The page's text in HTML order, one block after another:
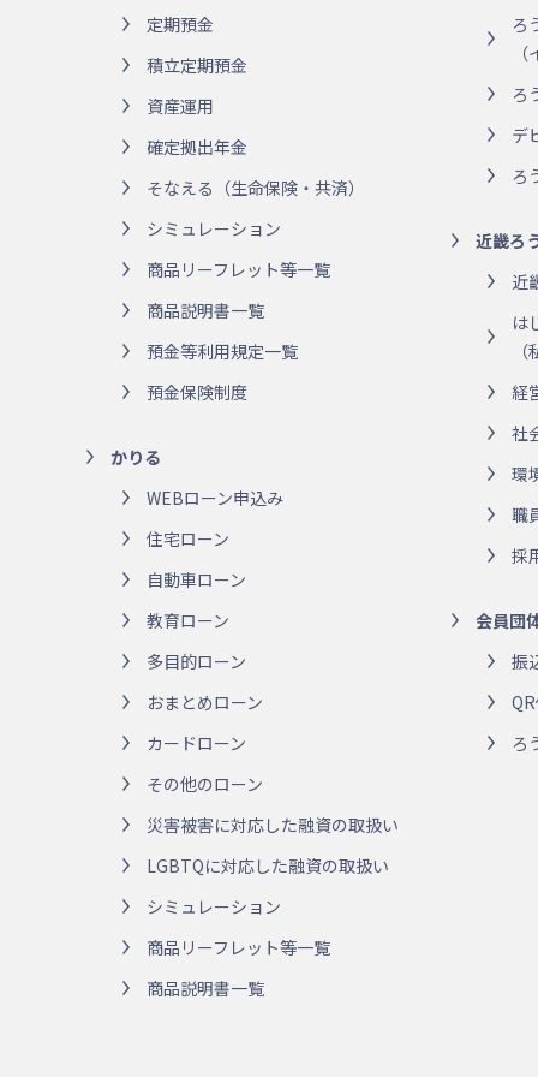
定期預金
積立定期預金
資産運用
確定拠出年金
そなえる（生命保険・共済）
シミュレーション
商品リーフレット等一覧
商品説明書一覧
預金等利用規定一覧
預金保険制度
かりる
WEBローン申込み
住宅ローン
自動車ローン
教育ローン
多目的ローン
おまとめローン
カードローン
その他のローン
災害被害に対応した融資の取扱い
LGBTQに対応した融資の取扱い
シミュレーション
商品リーフレット等一覧
商品説明書一覧
ろ
ろ
デ
ろ
近畿ろ
近
は
経
社
環
職
採
会員団
振
ろ